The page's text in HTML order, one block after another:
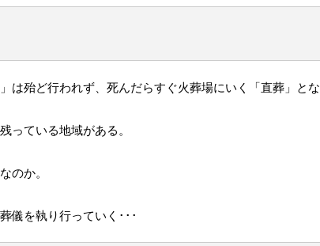
は殆ど行われず、死んだらすぐ火葬場にいく「直葬」とな
っている地域がある。
のか。
儀を執り行っていく･･･